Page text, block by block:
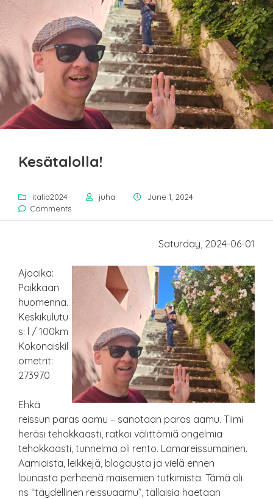
Kesätalolla!
italia2024 juha
June 1, 2024
Comments
Saturday, 2024-06-01
Ajoaika:
Paikkaan
huomenna.
Keskikulutu
s: l / 100km
Kokonaiskil
ometrit:
273970
Ehkä
reissun paras aamu – sanotaan paras aamu. Tiimi
heräsi tehokkaasti, ratkoi välittömiä ongelmia
tehokkaasti, tunnelma oli rento. Lomareissumainen.
Aamiaista, leikkejä, blogausta ja vielä ennen
lounasta perheenä maisemien tutkimista. Tämä oli
ns “täydellinen reissuaamu”, tällaisia haetaan